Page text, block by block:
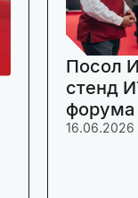
Посол
стенд
16.06.2026